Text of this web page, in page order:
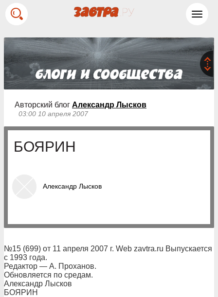
Авторский блог Александр Лысков
03:00 10 апреля 2007
БОЯРИН
Александр Лысков
№15 (699) от 11 апреля 2007 г. Web zavtra.ru Выпускается
с 1993 года.
Редактор — А. Проханов.
Обновляется по средам.
Александр Лысков
БОЯРИН